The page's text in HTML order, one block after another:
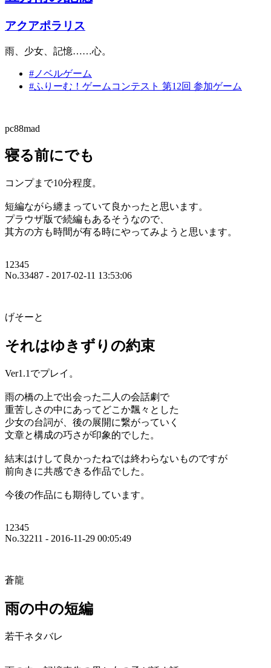
アクアポラリス
雨、少女、記憶……心。
#ノベルゲーム
#ふりーむ！ゲームコンテスト 第12回 参加ゲーム
pc88mad
寝る前にでも
コンプまで10分程度。
短編ながら纏まっていて良かったと思います。
プラウザ版で続編もあるそうなので、
其方の方も時間が有る時にやってみようと思います。
12345
No.33487 - 2017-02-11 13:53:06
げそーと
それはゆきずりの約束
Ver1.1でプレイ。
雨の橋の上で出会った二人の会話劇で
重苦しさの中にあってどこか飄々とした
少女の台詞が、後の展開に繋がっていく
文章と構成の巧さが印象的でした。
結末はけして良かったねでは終わらないものですが
前向きに共感できる作品でした。
今後の作品にも期待しています。
12345
No.32211 - 2016-11-29 00:05:49
蒼龍
雨の中の短編
若干ネタバレ